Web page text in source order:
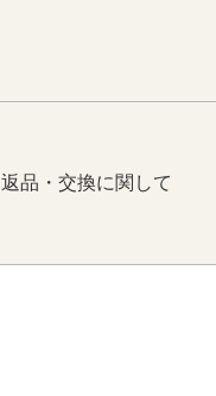
返品・交換に関して